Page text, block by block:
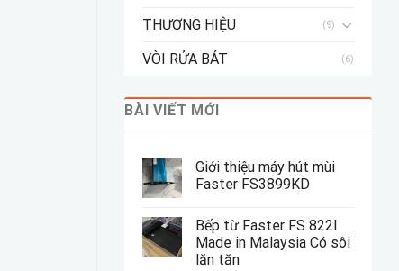
THƯƠNG HIỆU (9)
VÒI RỬA BÁT (6)
BÀI VIẾT MỚI
Giới thiệu máy hút mùi
Faster FS3899KD
Bếp từ Faster FS 822I
Made in Malaysia Có sôi
lăn tăn